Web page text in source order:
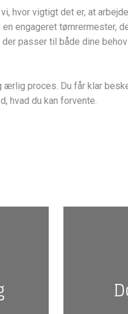
hvor vigtigt det er, at
engageret tømrermester,
passer til både dine
proces. Du får klar
hvad du kan forvente.